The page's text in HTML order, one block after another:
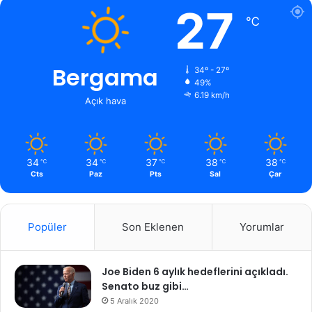
Bergama
Açık hava
27 ℃
34º - 27º
49%
6.19 km/h
34 ℃
Cts
34 ℃
Paz
37 ℃
Pts
38 ℃
Sal
38 ℃
Çar
Popüler Son Eklenen Yorumlar
Joe Biden 6 aylık hedeflerini açıkladı.
Senato buz gibi…
5 Aralık 2020